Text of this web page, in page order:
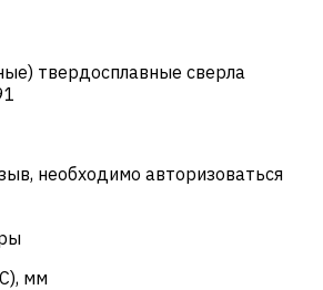
твердосплавные сверла
необходимо авторизоваться
мм